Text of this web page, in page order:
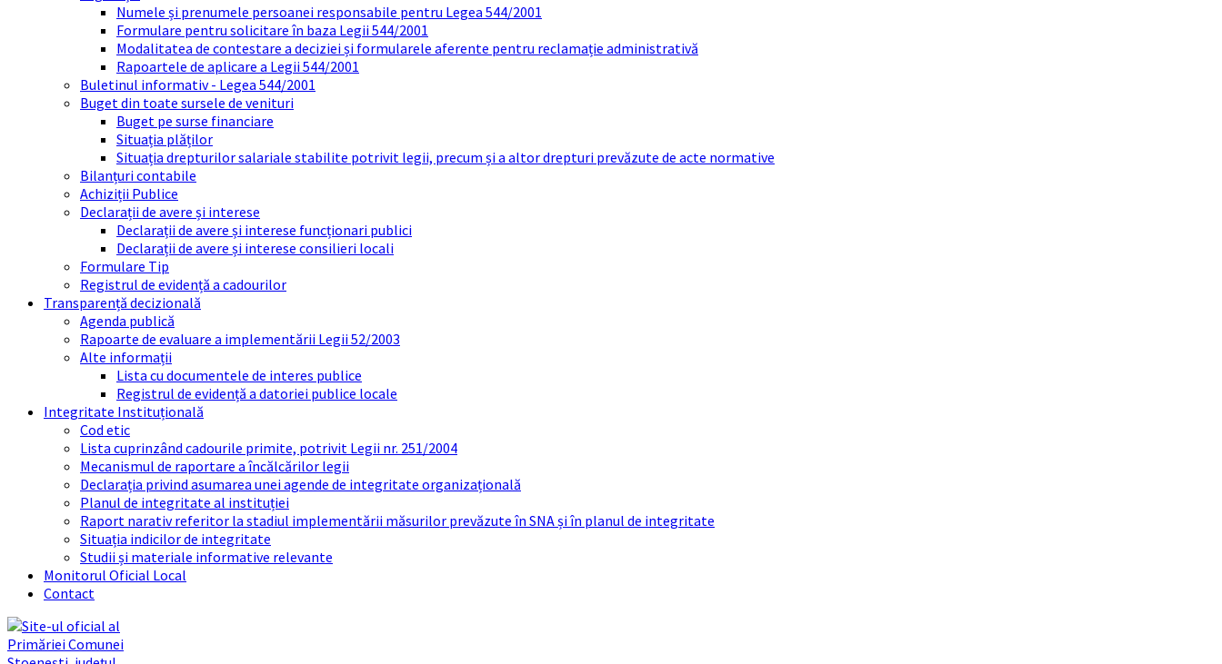
Numele și prenumele persoanei responsabile pentru Legea 544/2001
Formulare pentru solicitare în baza Legii 544/2001
Modalitatea de contestare a deciziei și formularele aferente pentru reclamație administrativă
Rapoartele de aplicare a Legii 544/2001
Buletinul informativ - Legea 544/2001
Buget din toate sursele de venituri
Buget pe surse financiare
Situația plăților
Situația drepturilor salariale stabilite potrivit legii, precum și a altor drepturi prevăzute de acte normative
Bilanțuri contabile
Achiziții Publice
Declarații de avere și interese
Declarații de avere și interese funcționari publici
Declarații de avere și interese consilieri locali
Formulare Tip
Registrul de evidență a cadourilor
Transparență decizională
Agenda publică
Rapoarte de evaluare a implementării Legii 52/2003
Alte informații
Lista cu documentele de interes publice
Registrul de evidență a datoriei publice locale
Integritate Instituțională
Cod etic
Lista cuprinzând cadourile primite, potrivit Legii nr. 251/2004
Mecanismul de raportare a încălcărilor legii
Declarația privind asumarea unei agende de integritate organizațională
Planul de integritate al instituției
Raport narativ referitor la stadiul implementării măsurilor prevăzute în SNA și în planul de integritate
Situația indicilor de integritate
Studii și materiale informative relevante
Monitorul Oficial Local
Contact